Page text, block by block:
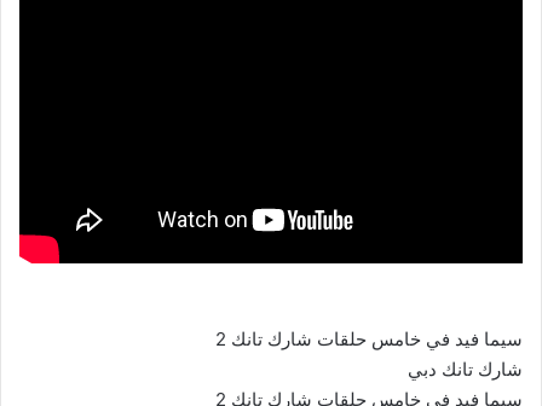
سيما فيد في خامس حلقات شارك تانك 2
شارك تانك دبي
سيما فيد في خامس حلقات شارك تانك 2